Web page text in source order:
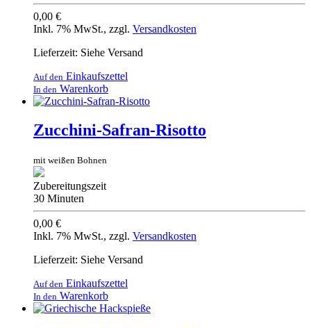
0,00 €
Inkl. 7% MwSt., zzgl. Versandkosten
Lieferzeit: Siehe Versand
Auf den Einkaufszettel
In den Warenkorb
Zucchini-Safran-Risotto
mit weißen Bohnen
Zubereitungszeit
30 Minuten
0,00 €
Inkl. 7% MwSt., zzgl. Versandkosten
Lieferzeit: Siehe Versand
Auf den Einkaufszettel
In den Warenkorb